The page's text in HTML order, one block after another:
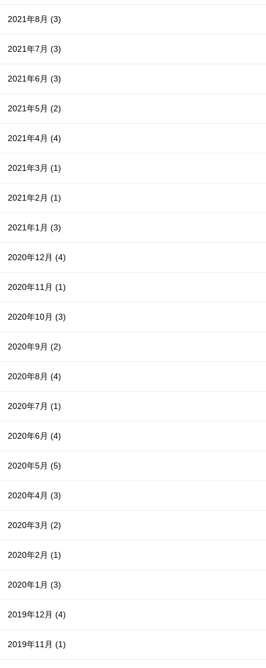
2021年8月(3)
2021年7月(3)
2021年6月(3)
2021年5月(2)
2021年4月(4)
2021年3月(1)
2021年2月(1)
2021年1月(3)
2020年12月(4)
2020年11月(1)
2020年10月(3)
2020年9月(2)
2020年8月(4)
2020年7月(1)
2020年6月(4)
2020年5月(5)
2020年4月(3)
2020年3月(2)
2020年2月(1)
2020年1月(3)
2019年12月(4)
2019年11月(1)